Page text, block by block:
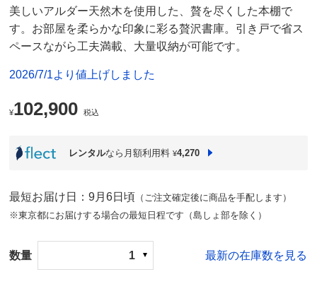
美しいアルダー天然木を使用した、贅を尽くした本棚で
す。お部屋を柔らかな印象に彩る贅沢書庫。引き戸で省ス
ペースながら工夫満載、大量収納が可能です。
2026/7/1より値上げしました
¥102,900 税込
レンタルなら月額利用料 ¥4,270
最短お届け日：9月6日頃 （ご注文確定後に商品を手配します）
※東京都にお届けする場合の最短日程です（島しょ部を除く）
数量 1 最新の在庫数を見る